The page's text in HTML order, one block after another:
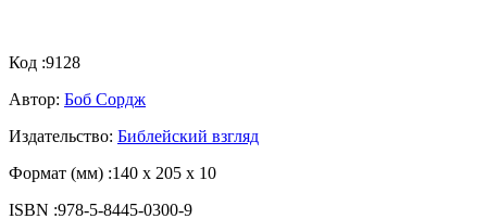
Код :9128
Автор: Боб Сордж
Издательство: Библейский взгляд
Формат (мм) :140 х 205 х 10
ISBN :978-5-8445-0300-9